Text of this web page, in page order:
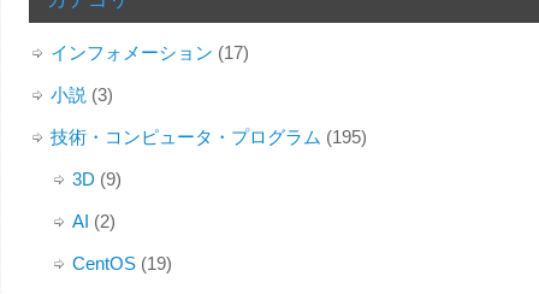
インフォメーション (17)
小説 (3)
技術・コンピュータ・プログラム (195)
3D (9)
AI (2)
CentOS(19)